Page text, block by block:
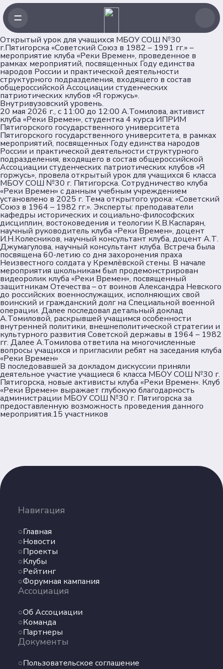
Открытый урок для учащихся МБОУ СОШ №30
г.Пятигорска «Советский Союз в 1982 – 1991 гг.» –
мероприятие клуба «Реки Времен», проведенное в
рамках мероприятий, посвященных Году единства
народов России и практической деятельности
структурного подразделения, входящего в состав
общероссийской Ассоциации студенческих
патриотических клубов «Я горжусь».
Внутривузовский уровень.
20 мая 2026 г., с 11:00 до 12:00 А.Томилова, активист
клуба «Реки Времен», студентка 4 курса ИПРИМ
Пятигорского государственного университета
Пятигорского государственного университета, в рамках
мероприятий, посвященных Году единства народов
России и практической деятельности структурного
подразделения, входящего в состав общероссийской
Ассоциации студенческих патриотических клубов «Я
горжусь», провела открытый урок для учащихся 6 класса
МБОУ СОШ №30 г. Пятигорска. Сотрудничество клуба
«Реки Времен» с данным учебным учреждением
установлено в 2025 г. Тема открытого урока: «Советский
Союз в 1964 – 1982 гг.». Эксперты: преподаватели
кафедры исторических и социально-философских
дисциплин, востоковедения и теологии К.В.Каспарян,
научный руководитель клуба «Реки Времен», доцент
И.Н.Колесников, научный консультант клуба, доцент А.Т.
Джумагулова, научный консультант клуба. Встреча была
посвящена 60-летию со дня захоронения праха
Неизвестного солдата у Кремлёвской стены. В начале
мероприятия школьникам был продемонстрирован
видеоролик клуба «Реки Времен», посвященный
защитникам Отечества – от воинов Александра Невского
до российских военнослужащих, исполняющих свой
воинский и гражданский долг на Специальной военной
операции. Далее последовал детальный доклад
А.Томиловой, раскрывшей учащимся особенности
внутренней политики, внешнеполитической стратегии и
культурного развития Советской державы в 1964 – 1982
гг. Далее А.Томилова ответила на многочисленные
вопросы учащихся и пригласили ребят на заседания клуба
«Реки Времен»
В последовавшей за докладом дискуссии приняли
деятельное участие учащиеся 6 класса МБОУ СОШ №30 г.
Пятигорска, новые активисты клуба «Реки Времен». Клуб
«Реки Времен» выражает глубокую благодарность
администрации МБОУ СОШ №30 г. Пятигорска за
предоставленную возможность проведения данного
мероприятия.15 участников
Навигация
Главная
Новости
Проекты
Клубы
Рейтинг
Форумная кампания
Ассоциация
Об Ассоциации
Команда
Партнеры
Документы
Пользовательское соглашение
Главная
Новости
Проекты
Клубы
Рейтинг
Форумная кампания
Об Ассоциации
Команда
Партнеры
Пользовательское соглашение
Согласие на обработку персональных данных
Политика обеспечения безопасности
персональных данных
сети
Телеграм
ВКонтакте
Max